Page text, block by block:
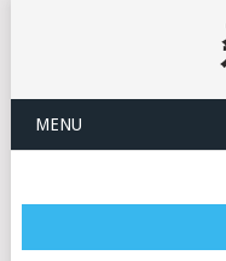
MENU